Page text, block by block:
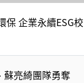
保 企業永續ESG校
亮綺團隊勇奪